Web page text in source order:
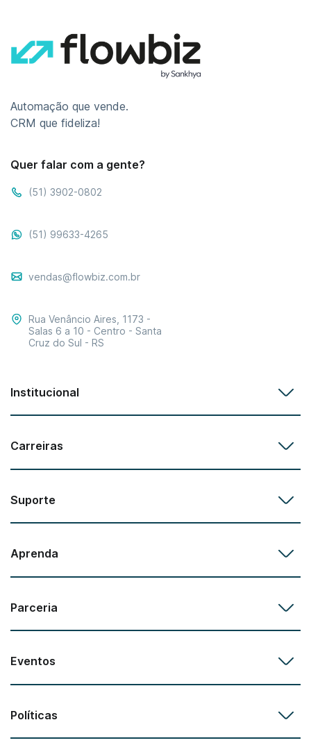
Automação que vende.
CRM que fideliza!
Quer falar com a gente?
(51) 3902-0802
(51) 99633-4265
vendas@flowbiz.com.br
Rua Venâncio Aires, 1173 -
Salas 6 a 10 - Centro - Santa
Cruz do Sul - RS
Institucional
Carreiras
Suporte
Aprenda
Parceria
Eventos
Políticas